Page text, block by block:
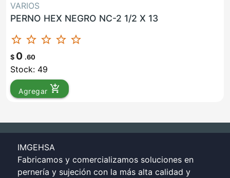
VARIOS
PERNO HEX NEGRO NC-2 1/2 X 13
star_border star_border star_border star_border star_border
$ 0 .60
Stock: 49
Agregar add_shopping_cart
IMGEHSA
Fabricamos y comercializamos soluciones en
pernería y sujeción con la más alta calidad y